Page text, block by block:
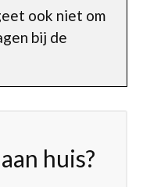
ook niet om
bij de
huis?